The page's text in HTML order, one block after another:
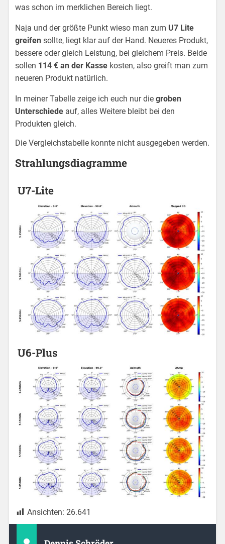
was schon im merklichen Bereich liegt.
Naja und der größte Punkt wieso man zum U7 Lite
greifen sollte, liegt klar auf der Hand. Neueres Produkt,
bessere oder gleich Leistung, bei gleichem Preis. Beide
sollen 114 € an der Kasse kosten, also greift man zum
neueren Produkt natürlich.
In meiner Tabelle zeige ich euch nur diegroben
Unterschiede auf, alles Weitere bleibt bei den
Produkten gleich.
Die Vergleichstabelle konnte nicht ausgegeben werden.
Strahlungsdiagramme
U7-Lite
U6-Plus
Ansichten: 26.641